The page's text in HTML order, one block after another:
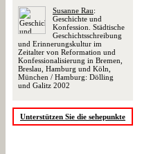
Susanne Rau:
Geschichte und
Konfession. Städtische
Geschichtsschreibung
und Erinnerungskultur im
Zeitalter von Reformation und
Konfessionalisierung in Bremen,
Breslau, Hamburg und Köln,
München / Hamburg: Dölling
und Galitz 2002
Unterstützen Sie die sehepunkte